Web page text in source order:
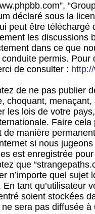
déclaré sous la
peut être téléchargé
les discussions
dans ce que
permis.
de consulter :
de ne pas publier
choquant,
les lois de votre
Faire
de manière
si nous
est enregistrée
que
n’importe quel sujet
En tant qu’utilisateur
soient stockées
sera pas diffusée